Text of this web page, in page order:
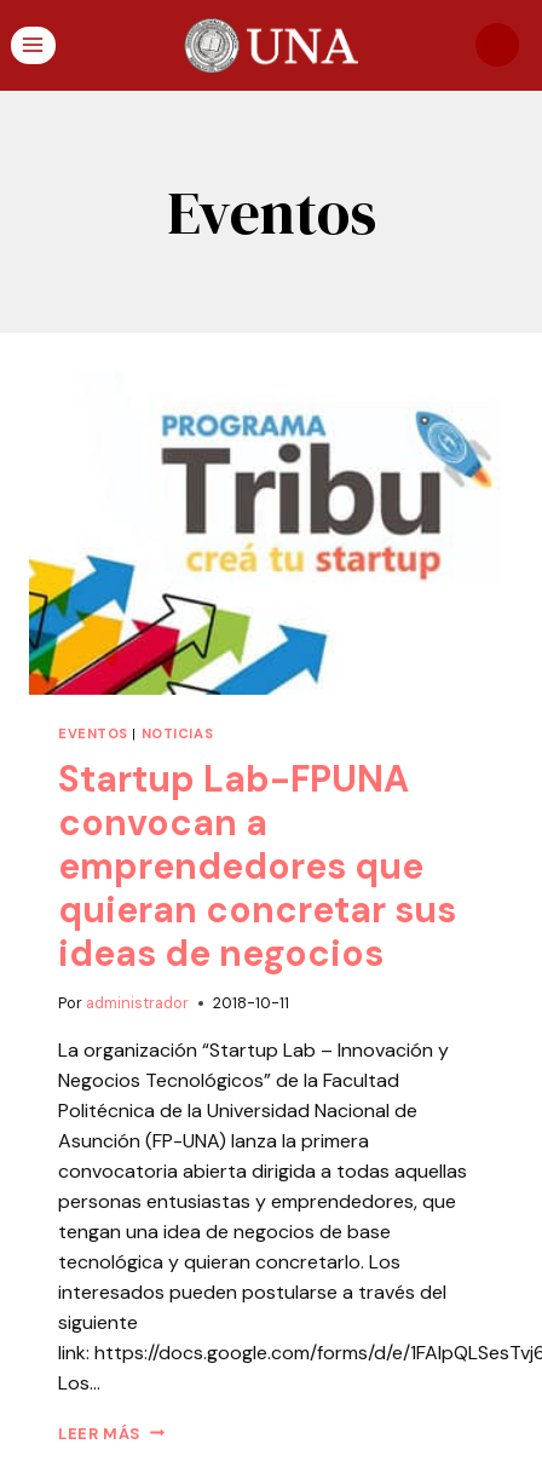
Eventos
EVENTOS | NOTICIAS
Startup Lab-FPUNA
convocan a
emprendedores que
quieran concretar sus
ideas de negocios
Por administrador 2018-10-11
La organización “Startup Lab – Innovación y
Negocios Tecnológicos” de la Facultad
Politécnica de la Universidad Nacional de
Asunción (FP-UNA) lanza la primera
convocatoria abierta dirigida a todas aquellas
personas entusiastas y emprendedores, que
tengan una idea de negocios de base
tecnológica y quieran concretarlo. Los
interesados pueden postularse a través del
siguiente
link: https://docs.google.com/forms/d/e/
Los…
LEER MÁS